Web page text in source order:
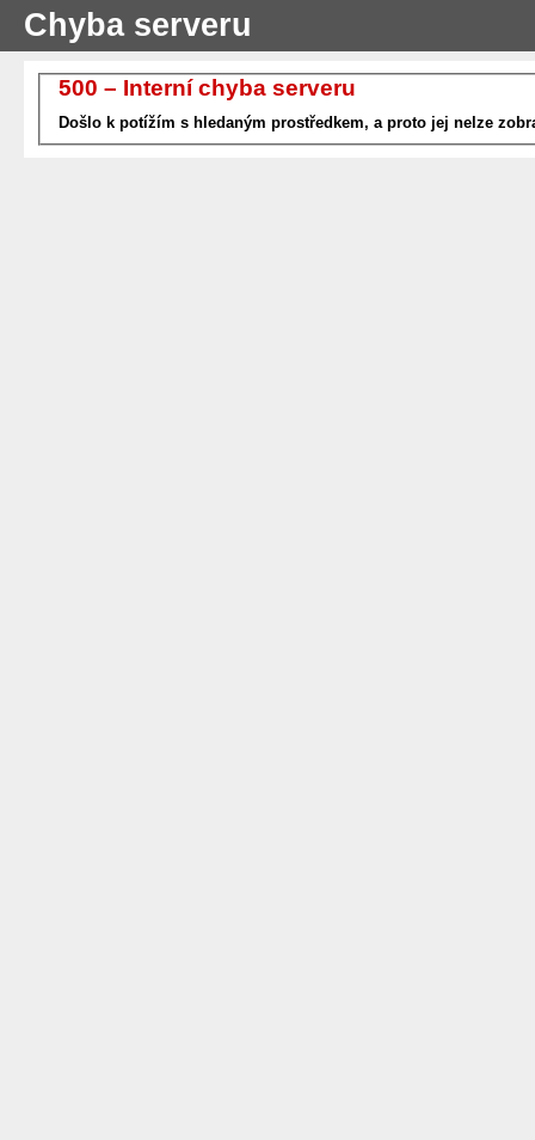
Chyba serveru
500 – Interní chyba serveru
Došlo k potížím s hledaným prostředkem, a proto jej nelze